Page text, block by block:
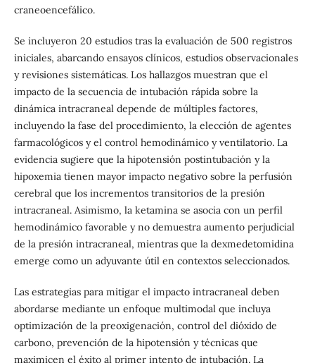
craneoencefálico.
Se incluyeron 20 estudios tras la evaluación de 500 registros
iniciales, abarcando ensayos clínicos, estudios observacionales
y revisiones sistemáticas. Los hallazgos muestran que el
impacto de la secuencia de intubación rápida sobre la
dinámica intracraneal depende de múltiples factores,
incluyendo la fase del procedimiento, la elección de agentes
farmacológicos y el control hemodinámico y ventilatorio. La
evidencia sugiere que la hipotensión postintubación y la
hipoxemia tienen mayor impacto negativo sobre la perfusión
cerebral que los incrementos transitorios de la presión
intracraneal. Asimismo, la ketamina se asocia con un perfil
hemodinámico favorable y no demuestra aumento perjudicial
de la presión intracraneal, mientras que la dexmedetomidina
emerge como un adyuvante útil en contextos seleccionados.
Las estrategias para mitigar el impacto intracraneal deben
abordarse mediante un enfoque multimodal que incluya
optimización de la preoxigenación, control del dióxido de
carbono, prevención de la hipotensión y técnicas que
maximicen el éxito al primer intento de intubación. La